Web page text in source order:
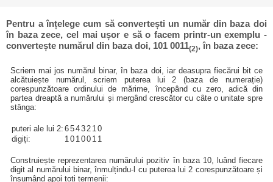
Pentru a înțelege cum să convertești un număr din baza doi
în baza zece, cel mai ușor e să o facem printr-un exemplu -
convertește numărul din baza doi, 101 0011(2), în baza zece:
Scriem mai jos numărul binar, în baza doi, iar deasupra fiecărui bit ce
alcătuiește numărul, scriem puterea lui 2 (baza de numerație)
corespunzătoare ordinului de mărime, începând cu zero, adică din
partea dreaptă a numărului și mergând crescător cu câte o unitate spre
stânga:
puteri ale lui 2: 65432 10
digiți:
10 100 1 1
Construiește reprezentarea numărului pozitiv în baza 10, luând fiecare
digit al numărului binar, înmulțindu-l cu puterea lui 2 corespunzătoare și
însumând apoi toți termenii: